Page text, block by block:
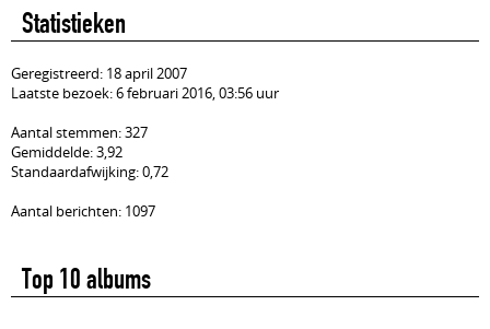
Statistieken
Geregistreerd: 18 april 2007
Laatste bezoek: 6 februari 2016, 03:56 uur
Aantal stemmen: 327
Gemiddelde: 3,92
Standaardafwijking: 0,72
Aantal berichten: 1097
Top 10 albums